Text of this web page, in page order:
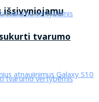
išsivyniojamu
tvarumo